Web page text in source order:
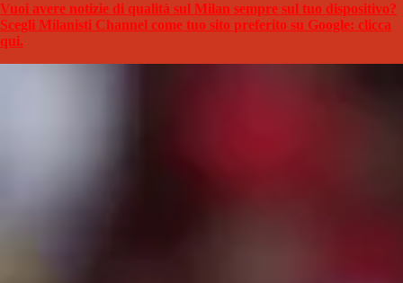
Vuoi avere notizie di qualità sul Milan sempre sul tuo dispositivo?
Scegli Milanisti Channel come tuo sito preferito su Google: clicca
qui.